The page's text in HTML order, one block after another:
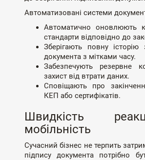
Автоматизовані системи
Автоматично оновлюють
стандарти відповідно до
Зберігають повну історію
документа з мітками часу.
Забезпечують резервне
захист від втрати даних.
Сповіщають про
КЕП або сертифікатів.
Швидкість
мобільність
Сучасний бізнес не терпить
підпису документа потрібно